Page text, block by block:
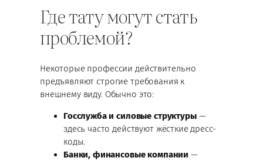
Где тату могут стать
проблемой?
Некоторые профессии действительно
предъявляют строгие требования к
внешнему виду. Обычно это:
Госслужба и силовые структуры—
здесь часто действуют жёсткие дресс-
коды.
Банки, финансовые компании —